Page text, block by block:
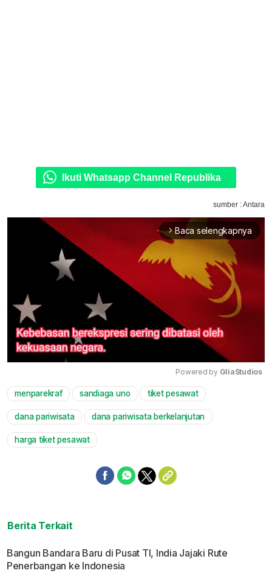
Ikuti Whatsapp Channel Republika
sumber : Antara
arrow_forward_ios Baca selengkapnya
Powered by GliaStudios
menparekraf sandiaga uno tiket pesawat
dana pariwisata dana pariwisata berkelanjutan
harga tiket pesawat
Berita Terkait
Bangun Bandara Baru di Pusat TI, India Jajaki Rute
Penerbangan ke Indonesia